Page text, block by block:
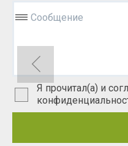
Сообщение
Я прочитал(а) и